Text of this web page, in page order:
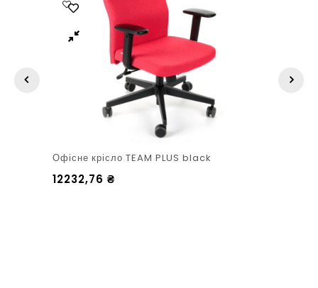
Офісне крісло TEAM PLUS black
12232,76 ₴